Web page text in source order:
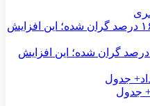
اظهارات همتی درباره دلار/ دلار ۱۶ درصد گران شده؛ این افزایش